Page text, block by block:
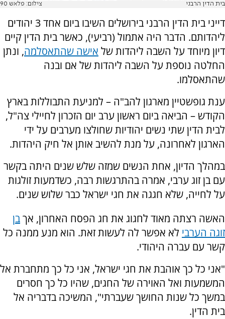
בית הדין הרבני צילום: פלאש 90
דייני בית הדין הרבני בירושלים השיבו ביום אחד 3 יהודים
ליהדותם. הדבר היה אתמול (רביעי), כאשר בית הדין קיים
דיון מיוחד על השבה ליהדות של אישה שהתאסלמה, ונתן
החלטה נוספת על השבה ליהדות של אם ובנה
שהתאסלמו.
ענת גופשטיין מארגון להב"ה – למניעת התבוללות בארץ
הקודש – הביאה ביום ראשון ערב יום הזכרון לחיילי צה"ל,
לבית הדין שתי נשים יהודיות שחולצו מערבים על ידי
הארגון לאחרונה, על מנת להשיב אותן אל חיק היהדות.
במהלך הדיון, אחת הנשים שמזה שלש שנים היתה בקשר
עם בן זוג ערבי, אמרה בהתרגשות רבה, כשדמעות זולגות
על לחייה, שלא חגגה את חגי ישראל כבר שלוש שנים.
האשה רצתה מאוד לחגוג את חג הפסח האחרון, אךבן
זוגה הערבי לא אפשר לה לעשות זאת. הוא מנע ממנה כל
קשר עם עברה היהודי.
"אני כל כך אוהבת את חגי ישראל, אני כל כך מתחברת אל
המשמעות ואל האוירה של החגים, שהיו כל כך חסרים
במשך כל שנות החושך שעברתי", המשיכה בדבריה אל
בית הדין.